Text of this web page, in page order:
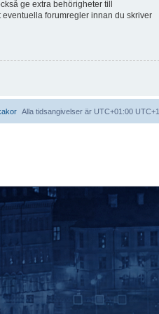
ge extra behörigheter till
forumregler innan du skriver
Alla tidsangivelser är UTC+01:00 UTC+1